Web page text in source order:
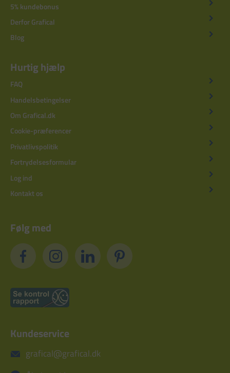
5% kundebonus
Derfor Grafical
Blog
Hurtig hjælp
FAQ
Handelsbetingelser
Om Grafical.dk
Cookie-præferencer
Privatlivspolitik
Fortrydelsesformular
Log ind
Kontakt os
Følg med
Kundeservice
grafical@grafical.dk